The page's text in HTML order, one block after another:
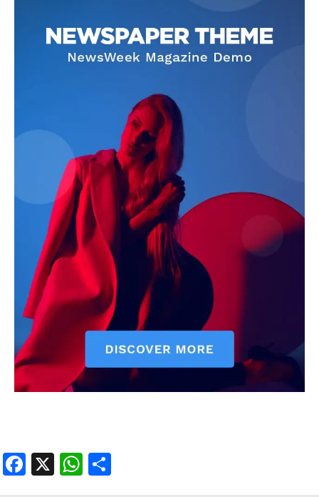
DOWNLOAD NOW
AIN NEWS 1
Contact Us
About Us
Privacy Policy
Terms of Use Agreement
Facebook
X WhatsApp
Share
Facebook
X WhatsApp